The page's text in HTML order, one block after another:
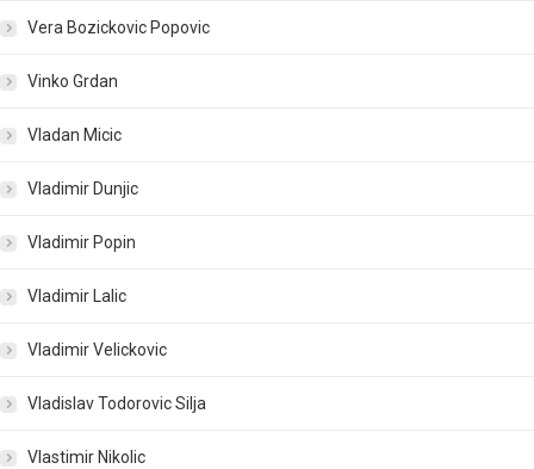
Vera Bozickovic Popovic
Vinko Grdan
Vladan Micic
Vladimir Dunjic
Vladimir Popin
Vladimir Lalic
Vladimir Velickovic
Vladislav Todorovic Silja
Vlastimir Nikolic